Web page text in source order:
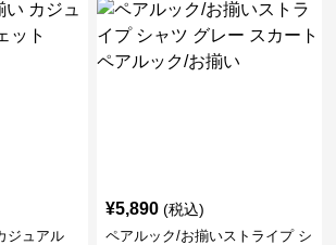
ジュアル
¥5,890 (税込)
ペアルック/お揃いストライプ シ